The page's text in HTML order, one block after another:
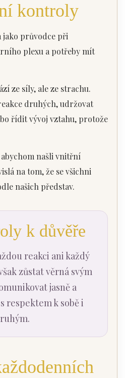
kontroly
jako průvodce při
plexu a potřeby mít
ze síly, ale ze strachu.
druhých, udržovat
řídit vývoj vztahu, protože
našli vnitřní
na tom, že se všichni
našich představ.
k důvěře
reakci ani každý
zůstat věrná svým
jasně a
respektem k sobě i